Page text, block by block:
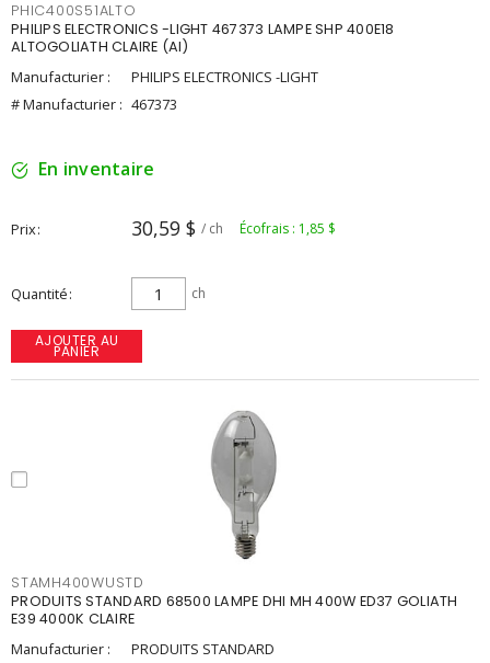
PHIC400S51ALTO
PHILIPS ELECTRONICS -LIGHT 467373 LAMPE SHP 400E18
ALTOGOLIATH CLAIRE (AI)
Manufacturier :
PHILIPS ELECTRONICS -LIGHT
# Manufacturier : 467373
En inventaire
Prix 30,59 $ / ch Écofrais : 1,85 $
Quantité ch
AJOUTER AU
PANIER
STAMH400WUSTD
PRODUITS STANDARD 68500 LAMPE DHI MH 400W ED37 GOLIATH
E39 4000K CLAIRE
Manufacturier :
PRODUITS STANDARD